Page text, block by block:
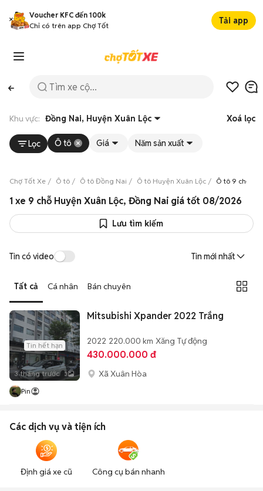
Voucher KFC đến 100k
Chỉ có trên app Chợ Tốt
Tải app
Khu vực: Đồng Nai, Huyện Xuân Lộc Xoá lọc
Lọc Ô tô Giá Năm sản xuất
Chợ Tốt Xe Ô tô Ô tô Đồng Nai Ô tô Huyện Xuân Lộc Ô tô 9 chỗ
1 xe 9 chỗ Huyện Xuân Lộc, Đồng Nai giá tốt 08/2026
Lưu tìm kiếm
Tin có video Tin mới nhất
Tất cả Cá nhân Bán chuyên
Tin hết hạn
3 tháng trước 3
Mitsubishi Xpander 2022 Trắng
2022 220.000 km Xăng Tự động
430.000.000 đ
Xã Xuân Hòa
Pin
Các dịch vụ và tiện ích
Định giá xe cũ Công cụ bán nhanh